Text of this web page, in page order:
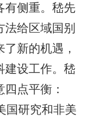
有侧重。嵇先
给区域国别
新的机遇，
建设工作。嵇
点平衡：
国研究和非美